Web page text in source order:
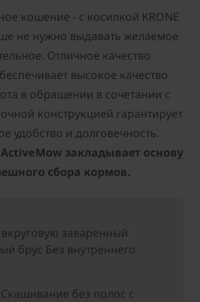
кошение - с косилкой KRONE
не нужно выдавать желаемое
Отличное качество
высокое качество
в обращении в сочетании с
конструкцией гарантирует
удобство и долговечность.
ActiveMow закладывает основу
сбора кормов.
заваренный
брус Без внутреннего
без полос с